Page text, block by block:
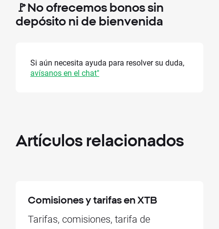
🚩No ofrecemos bonos sin
depósito ni de bienvenida
Si aún necesita ayuda para resolver su duda,
avísanos en el chat"
Artículos relacionados
Comisiones y tarifas en XTB
Tarifas, comisiones, tarifa de